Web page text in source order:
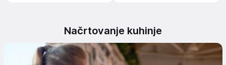
Načrtovanje kuhinje